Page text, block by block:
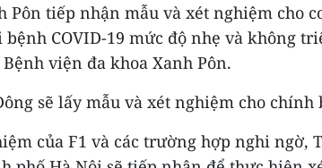
Pôn tiếp nhận mẫu và xét nghiệm cho
COVID-19 mức độ nhẹ và không
viện đa khoa Xanh Pôn.
sẽ lấy mẫu và xét nghiệm cho chính
của F1 và các trường hợp nghi ngờ,